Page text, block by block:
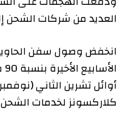
العديد من شركات الشحن
انخفض وصول سفن
أوائل تشرين الثاني
كلاركسونز لخدمات